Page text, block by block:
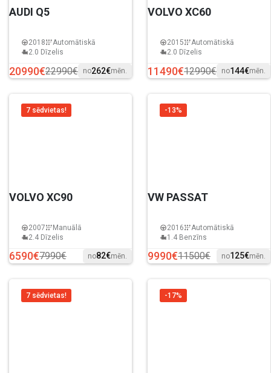
AUDI Q5
2018
Automātiskā
2.0 Dīzelis
20990€22990€ no262€mēn.
VOLVO XC60
2015
Automātiskā
2.0 Dīzelis
11490€12990€ no144€mēn.
7 sēdvietas!
VOLVO XC90
2007
Manuālā
2.4 Dīzelis
6590€7990€ no82€mēn.
-13%
VW PASSAT
2016
Automātiskā
1.4 Benzīns
9990€11500€ no125€mēn.
7 sēdvietas! -17%